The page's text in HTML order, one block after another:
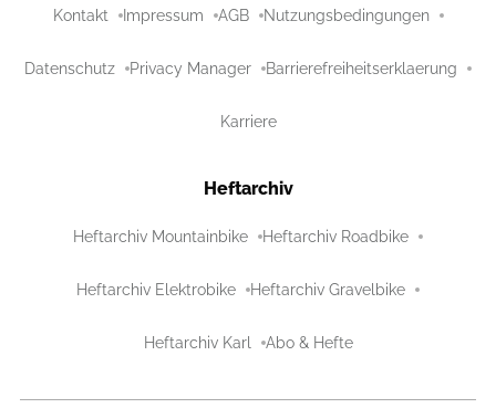
Kontakt Impressum AGB Nutzungsbedingungen
Datenschutz Privacy Manager Barrierefreiheitserklaerung
Karriere
Heftarchiv
Heftarchiv Mountainbike Heftarchiv Roadbike
Heftarchiv Elektrobike Heftarchiv Gravelbike
Heftarchiv Karl Abo & Hefte